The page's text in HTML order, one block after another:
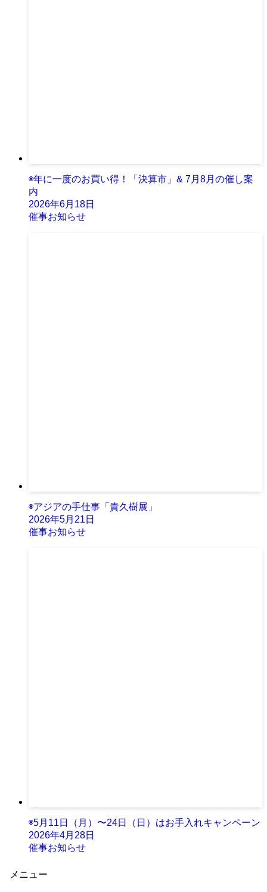
◉年に一度のお買い得！「決算市」& 7月8月の催し案
内
2026年6月18日
催事お知らせ
◉アジアの手仕事「貴久樹展」
2026年5月21日
催事お知らせ
◉5月11日（月）〜24日（日）はお手入れキャンペーン
2026年4月28日
催事お知らせ
メニュー